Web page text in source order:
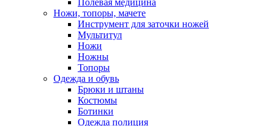
Полевая медицина
Ножи, топоры, мачете
Инструмент для заточки ножей
Мультитул
Ножи
Ножны
Топоры
Одежда и обувь
Брюки и штаны
Костюмы
Ботинки
Одежда полиция